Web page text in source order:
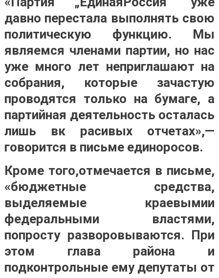
давно перестала выполнять свою
политическую функцию. Мы
являемся членами партии, но нас
уже много лет неприглашают на
собрания, которые зачастую
проводятся только на бумаге, а
партийная деятельность осталась
лишь вк расивых отчетах»,—
говорится в письме единоросов.
Кроме того,отмечается в письме,
«бюджетные средства,
выделяемые краевымии
федеральными властями,
попросту разворовываются. При
этом глава района и
подконтрольные ему депутаты от